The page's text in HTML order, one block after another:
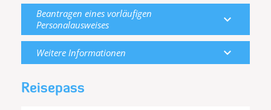
Beantragen eines vorläufigen
Personalausweises
expand_more
Weitere Informationen expand_more
Reisepass